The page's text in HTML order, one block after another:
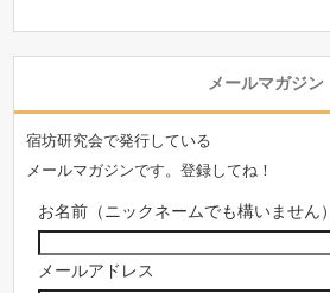
メールマガジン
宿坊研究会で発行している
メールマガジンです。登録してね！
お名前（ニックネームでも構いません）
メールアドレス